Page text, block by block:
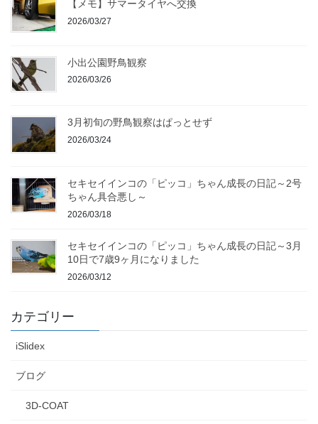
【メモ】サマータイヤへ交換
2026/03/27
小出公園野鳥観察
2026/03/26
3月初旬の野鳥観察はぱっとせず
2026/03/24
セキセイインコの「ピッコ」ちゃん成長の日記～2号
ちゃん具合悪し～
2026/03/18
セキセイインコの「ピッコ」ちゃん成長の日記～3月
10日で7歳9ヶ月になりました
2026/03/12
カテゴリー
iSlidex
ブログ
3D-COAT